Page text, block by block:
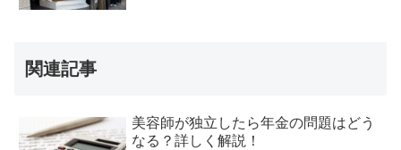
関連記事
美容師が独立したら年金の問題はどう
なる？詳しく解説！